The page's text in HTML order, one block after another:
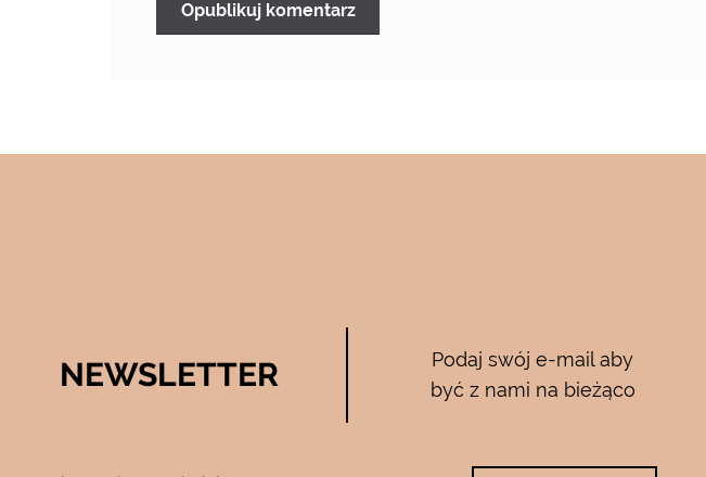
NEWSLETTER
Podaj swój e-mail aby
być z nami na bieżąco
05.04.2017
Używam całego zestawu ….maski , serum i kremu pod
roku…..Nie zamienię go na żaden inny krem…..dla mnie to